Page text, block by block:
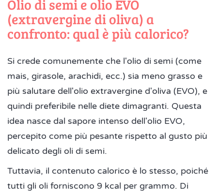
Olio di semi e olio EVO
(extravergine di oliva) a
confronto: qual è più calorico?
Si crede comunemente che l'olio di semi (come
mais, girasole, arachidi, ecc.) sia meno grasso e
più salutare dell'olio extravergine d'oliva (EVO), e
quindi preferibile nelle diete dimagranti. Questa
idea nasce dal sapore intenso dell'olio EVO,
percepito come più pesante rispetto al gusto più
delicato degli oli di semi.
Tuttavia, il contenuto calorico è lo stesso, poiché
tutti gli oli forniscono 9 kcal per grammo. Di